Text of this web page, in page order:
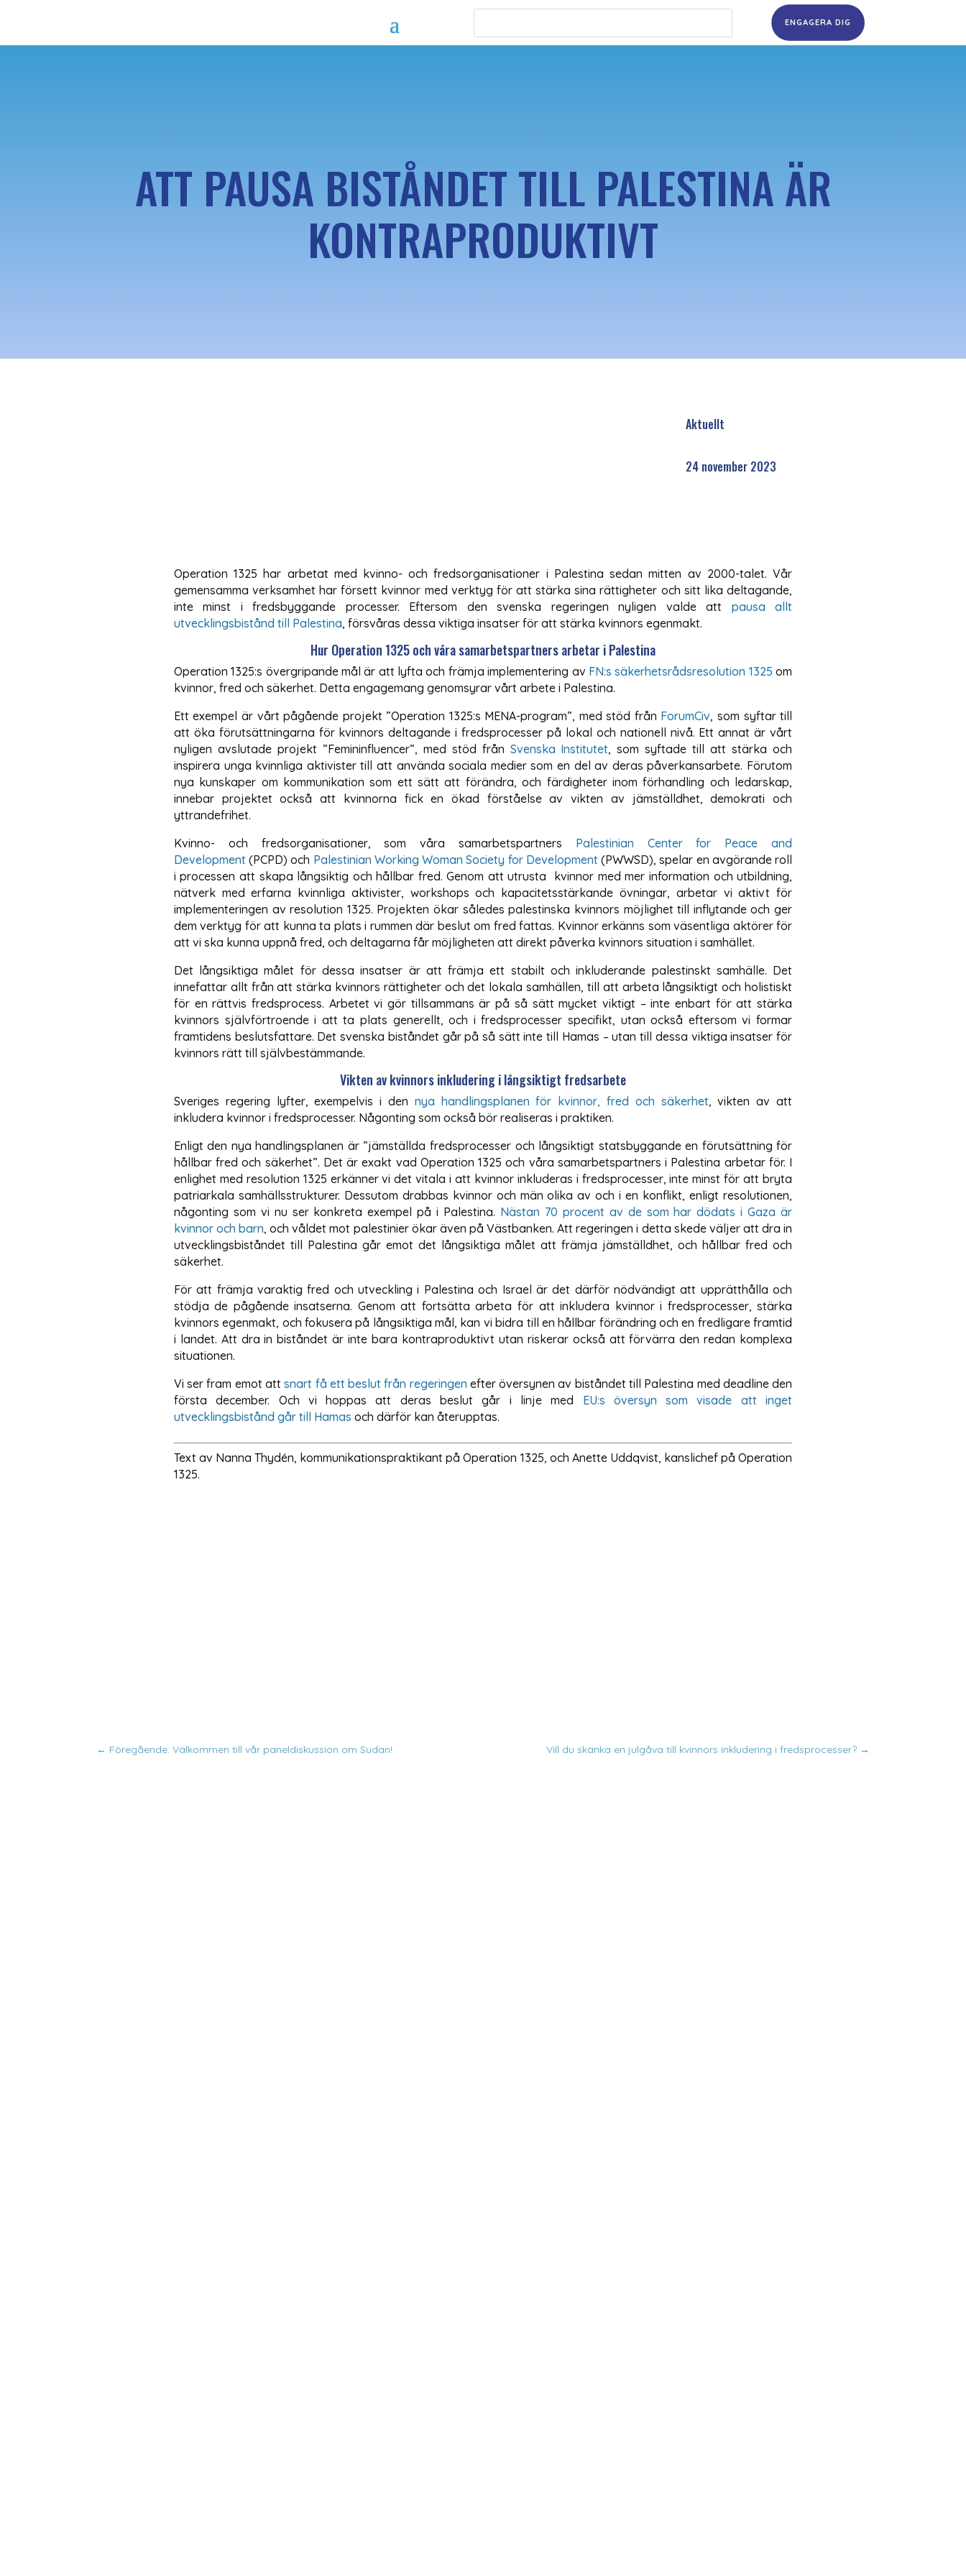
ENGAGERA DIG
ATT PAUSA BISTÅNDET TILL PALESTINA ÄR
KONTRAPRODUKTIVT
Aktuellt
24 november 2023
Operation 1325 har arbetat med kvinno- och fredsorganisationer i Palestina sedan mitten av 2000-talet. Vår
gemensamma verksamhet har försett kvinnor med verktyg för att stärka sina rättigheter och sitt lika deltagande,
inte minst i fredsbyggande processer. Eftersom den svenska regeringen nyligen valde att pausa allt
utvecklingsbistånd till Palestina, försvåras dessa viktiga insatser för att stärka kvinnors egenmakt.
Hur Operation 1325 och våra samarbetspartners arbetar i Palestina
Operation 1325:s övergripande mål är att lyfta och främja implementering av FN:s säkerhetsrådsresolution 1325 om
kvinnor, fred och säkerhet. Detta engagemang genomsyrar vårt arbete i Palestina.
Ett exempel är vårt pågående projekt ”Operation 1325:s MENA-program”, med stöd från ForumCiv, som syftar till
att öka förutsättningarna för kvinnors deltagande i fredsprocesser på lokal och nationell nivå. Ett annat är vårt
nyligen avslutade projekt ”Femininfluencer”, med stöd från Svenska Institutet, som syftade till att stärka och
inspirera unga kvinnliga aktivister till att använda sociala medier som en del av deras påverkansarbete. Förutom
nya kunskaper om kommunikation som ett sätt att förändra, och färdigheter inom förhandling och ledarskap,
innebar projektet också att kvinnorna fick en ökad förståelse av vikten av jämställdhet, demokrati och
yttrandefrihet.
Kvinno- och fredsorganisationer, som våra samarbetspartners
Palestinian Center for Peace and
Development (PCPD) och Palestinian Working Woman Society for Development (PWWSD), spelar en avgörande roll
i processen att skapa långsiktig och hållbar fred. Genom att utrusta kvinnor med mer information och utbildning,
nätverk med erfarna kvinnliga aktivister, workshops och kapacitetsstärkande övningar, arbetar vi aktivt för
implementeringen av resolution 1325. Projekten ökar således palestinska kvinnors möjlighet till inflytande och ger
dem verktyg för att kunna ta plats i rummen där beslut om fred fattas. Kvinnor erkänns som väsentliga aktörer för
att vi ska kunna uppnå fred, och deltagarna får möjligheten att direkt påverka kvinnors situation i samhället.
Det långsiktiga målet för dessa insatser är att främja ett stabilt och inkluderande palestinskt samhälle. Det
innefattar allt från att stärka kvinnors rättigheter och det lokala samhällen, till att arbeta långsiktigt och holistiskt
för en rättvis fredsprocess. Arbetet vi gör tillsammans är på så sätt mycket viktigt – inte enbart för att stärka
kvinnors självförtroende i att ta plats generellt, och i fredsprocesser specifikt, utan också eftersom vi formar
framtidens beslutsfattare. Det svenska biståndet går på så sätt inte till Hamas – utan till dessa viktiga insatser för
kvinnors rätt till självbestämmande.
Vikten av kvinnors inkludering i långsiktigt fredsarbete
Sveriges regering lyfter, exempelvis i den nya handlingsplanen för kvinnor, fred och säkerhet, vikten av att
inkludera kvinnor i fredsprocesser. Någonting som också bör realiseras i praktiken.
Enligt den nya handlingsplanen är ”jämställda fredsprocesser och långsiktigt statsbyggande en förutsättning för
hållbar fred och säkerhet”. Det är exakt vad Operation 1325 och våra samarbetspartners i Palestina arbetar för. I
enlighet med resolution 1325 erkänner vi det vitala i att kvinnor inkluderas i fredsprocesser, inte minst för att bryta
patriarkala samhällsstrukturer. Dessutom drabbas kvinnor och män olika av och i en konflikt, enligt resolutionen,
någonting som vi nu ser konkreta exempel på i Palestina. Nästan 70 procent av de som har dödats i Gaza är
kvinnor och barn, och våldet mot palestinier ökar även på Västbanken. Att regeringen i detta skede väljer att dra in
utvecklingsbiståndet till Palestina går emot det långsiktiga målet att främja jämställdhet, och hållbar fred och
säkerhet.
För att främja varaktig fred och utveckling i Palestina och Israel är det därför nödvändigt att upprätthålla och
stödja de pågående insatserna. Genom att fortsätta arbeta för att inkludera kvinnor i fredsprocesser, stärka
kvinnors egenmakt, och fokusera på långsiktiga mål, kan vi bidra till en hållbar förändring och en fredligare framtid
i landet. Att dra in biståndet är inte bara kontraproduktivt utan riskerar också att förvärra den redan komplexa
situationen.
Vi ser fram emot att snart få ett beslut från regeringen efter översynen av biståndet till Palestina med deadline den
första december. Och vi hoppas att deras beslut går i linje med
EU:s översyn som visade att inget
utvecklingsbistånd går till Hamas och därför kan återupptas.
Text av Nanna Thydén, kommunikationspraktikant på Operation 1325, och Anette Uddqvist, kanslichef på Operation
1325.
← Föregående: Välkommen till vår paneldiskussion om Sudan! Vill du skänka en julgåva till kvinnors inkludering i fredsprocesser?→